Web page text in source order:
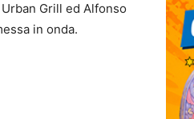
Grill ed Alfonso
in onda.